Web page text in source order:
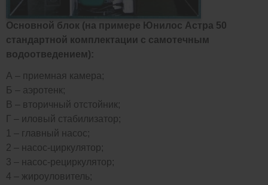
Основной блок (на примере Юнилос Астра 50
стандартной комплектации с самотечным
водоотведением):
А – приемная камера;
Б – аэротенк;
В – вторичный отстойник;
Г – иловый стабилизатор;
1 – главный насос;
2 – насос-циркулятор;
3 – насос-рециркулятор;
4 – жироуловитель;